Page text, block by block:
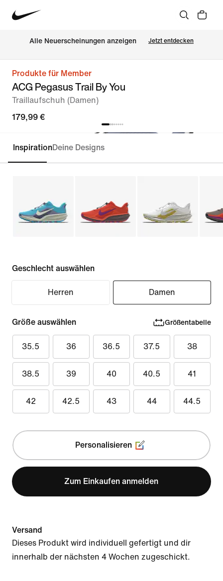
Alle Neuerscheinungen anzeigen Jetzt entdecken
Produkte für Member
ACG Pegasus Trail By You
Traillaufschuh (Damen)
179,99 €
Personalisieren
InspirationDeine Designs
Geschlecht auswählen
Herren Damen
Größe auswählen Größentabelle
35.5 36 36.5 37.5 38
38.5 39 40 40.5 41
42 42.5 43 44 44.5
Personalisieren
Zum Einkaufen anmelden
Versand
Dieses Produkt wird individuell gefertigt und dir
innerhalb der nächsten 4 Wochen zugeschickt.